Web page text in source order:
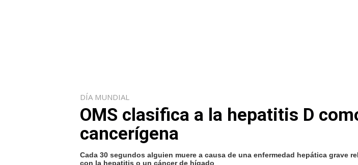
DÍA MUNDIAL
OMS clasifica a la hepatitis D
cancerígena
Cada 30 segundos alguien muere a causa de una enfermedad hepática grave
con la hepatitis o un cáncer de hígado